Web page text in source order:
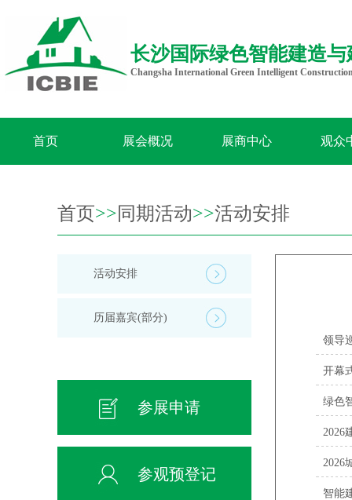
长沙国际绿色智能建造
Changsha International Green Intelligent
首页 展会概况 展商中心 观众
首页>>同期活动>>活动安排
活动安排
历届嘉宾(部分)
参展申请
参观预登记
领导
开幕
绿色
2026
2026
智能